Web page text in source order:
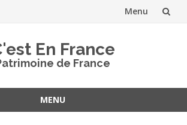
Menu
En France
de France
MENU